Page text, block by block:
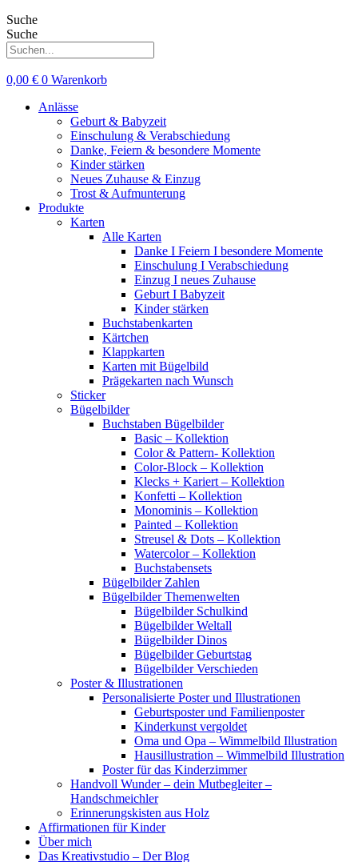
Suche
Suche
0,00 € 0 Warenkorb
Anlässe
Geburt & Babyzeit
Einschulung & Verabschiedung
Danke, Feiern & besondere Momente
Kinder stärken
Neues Zuhause & Einzug
Trost & Aufmunterung
Produkte
Karten
Alle Karten
Danke I Feiern I besondere Momente
Einschulung I Verabschiedung
Einzug I neues Zuhause
Geburt I Babyzeit
Kinder stärken
Buchstabenkarten
Kärtchen
Klappkarten
Karten mit Bügelbild
Prägekarten nach Wunsch
Sticker
Bügelbilder
Buchstaben Bügelbilder
Basic – Kollektion
Color & Pattern- Kollektion
Color-Block – Kollektion
Klecks + Kariert – Kollektion
Konfetti – Kollektion
Monominis – Kollektion
Painted – Kollektion
Streusel & Dots – Kollektion
Watercolor – Kollektion
Buchstabensets
Bügelbilder Zahlen
Bügelbilder Themenwelten
Bügelbilder Schulkind
Bügelbilder Weltall
Bügelbilder Dinos
Bügelbilder Geburtstag
Bügelbilder Verschieden
Poster & Illustrationen
Personalisierte Poster und Illustrationen
Geburtsposter und Familienposter
Kinderkunst vergoldet
Oma und Opa – Wimmelbild Illustration
Hausillustration – Wimmelbild Illustration
Poster für das Kinderzimmer
Handvoll Wunder – dein Mutbegleiter –
Handschmeichler
Erinnerungskisten aus Holz
Affirmationen für Kinder
Über mich
Das Kreativstudio – Der Blog